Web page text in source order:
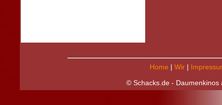
Home | Wir|
© Schacks.de - Daumenkinos